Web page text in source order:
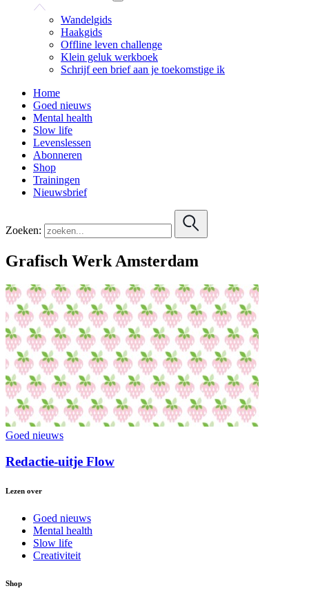
Wandelgids
Haakgids
Offline leven challenge
Klein geluk werkboek
Schrijf een brief aan je toekomstige ik
Home
Goed nieuws
Mental health
Slow life
Levenslessen
Abonneren
Shop
Trainingen
Nieuwsbrief
Zoeken:
Grafisch Werk Amsterdam
Goed nieuws
Redactie-uitje Flow
Lezen over
Goed nieuws
Mental health
Slow life
Creativiteit
Shop